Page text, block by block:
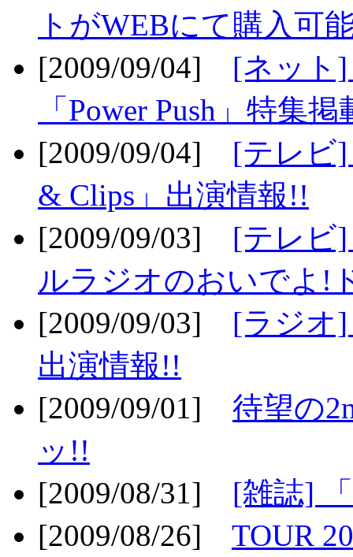
トがWEBにて購入可
[2009/09/04] [ネット]
「Power Push」特集
[2009/09/04] [テレビ]
& Clips」出演情報!!
[2009/09/03] [テレビ
ルラジオのおいでよ!
[2009/09/03] [ラジオ]
出演情報!!
[2009/09/01] 待望の
ッ!!
[2009/08/31] [雑誌]
[2009/08/26] TOUR